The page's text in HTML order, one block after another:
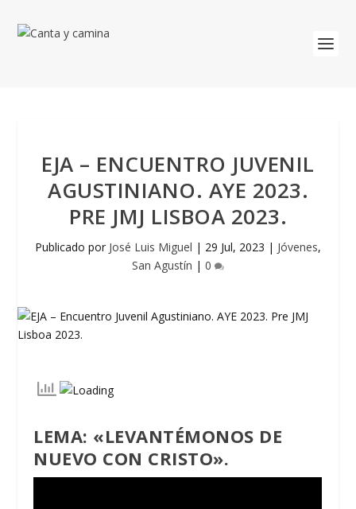
EJA – ENCUENTRO JUVENIL
AGUSTINIANO. AYE 2023.
PRE JMJ LISBOA 2023.
Publicado por José Luis Miguel | 29 Jul, 2023 | Jóvenes,
San Agustín | 0
LEMA: «LEVANTÉMONOS DE
NUEVO CON CRISTO».